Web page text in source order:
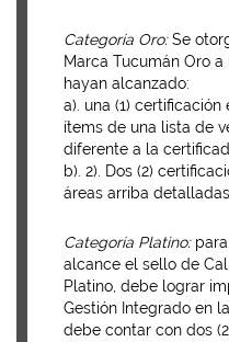
Categoría Oro:Se
Marca Tucumán Oro
hayan alcanzado:
a). una (1) certificación
ítems de una lista de
diferente a la
b). 2). Dos (2)
áreas arriba detalladas
Categoría Platino:para
alcance el sello de
Platino, debe lograr
Gestión Integrado en
debe contar con dos